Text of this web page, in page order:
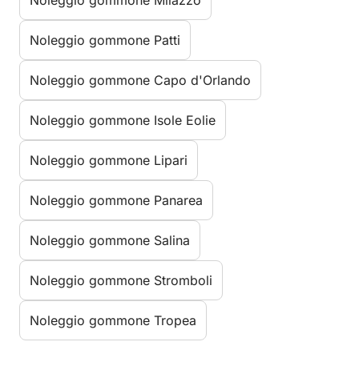
Noleggio gommone Patti
Noleggio gommone Capo d'Orlando
Noleggio gommone Isole Eolie
Noleggio gommone Lipari
Noleggio gommone Panarea
Noleggio gommone Salina
Noleggio gommone Stromboli
Noleggio gommone Tropea